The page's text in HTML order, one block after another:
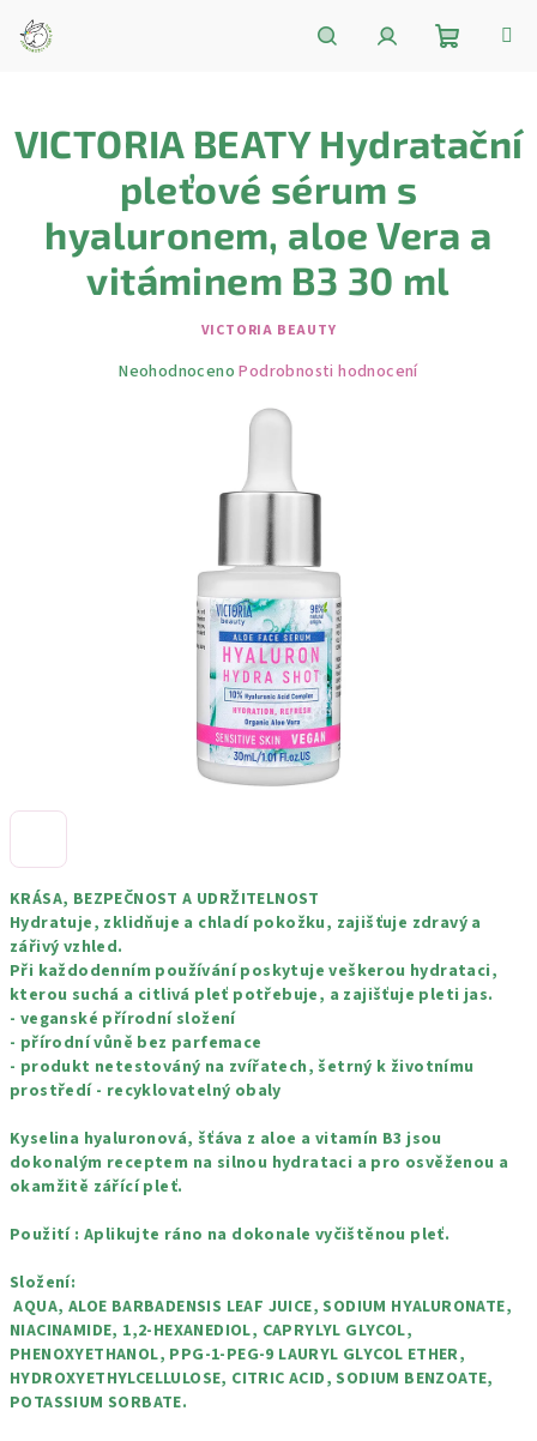
obsah
košík
KRÁSA, BEZPEČNOST A UDRŽITELNOST
Hydratuje, zklidňuje a chladí pokožku, zajišťuje zdravý a
zářivý vzhled.
Při každodenním používání poskytuje veškerou hydrataci,
kterou suchá a citlivá pleť potřebuje, a zajišťuje pleti jas.
- veganské přírodní složení
- přírodní vůně bez parfemace
- produkt netestováný na zvířatech, šetrný k životnímu
prostředí - recyklovatelný obaly
Kyselina hyaluronová, šťáva z aloe a vitamín B3 jsou
dokonalým receptem na silnou hydrataci a pro osvěženou a
okamžitě zářící pleť.
Použití : Aplikujte ráno na dokonale vyčištěnou pleť.
Složení:
AQUA, ALOE BARBADENSIS LEAF JUICE, SODIUM HYALURONATE,
NIACINAMIDE, 1,2-HEXANEDIOL, CAPRYLYL GLYCOL,
PHENOXYETHANOL, PPG-1-PEG-9 LAURYL GLYCOL ETHER,
HYDROXYETHYLCELLULOSE, CITRIC ACID, SODIUM BENZOATE,
POTASSIUM SORBATE.
VICTORIA BEATY Hydratační
pleťové sérum s
hyaluronem, aloe Vera a
vitáminem B3 30 ml
VICTORIA BEAUTY
Průměrné
Neohodnoceno Podrobnosti hodnocení